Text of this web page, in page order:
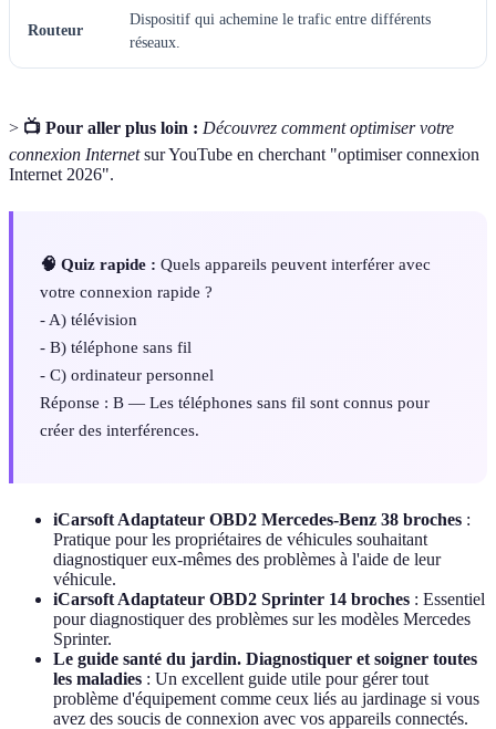
Routeur
Dispositif qui achemine le trafic entre différents
réseaux.
> 📺 Pour aller plus loin : Découvrez comment optimiser votre
connexion Internetsur YouTube en cherchant "optimiser connexion
Internet 2026".
🧠 Quiz rapide : Quels appareils peuvent interférer avec
votre connexion rapide ?
- A) télévision
- B) téléphone sans fil
- C) ordinateur personnel
Réponse : B — Les téléphones sans fil sont connus pour
créer des interférences.
iCarsoft Adaptateur OBD2 Mercedes-Benz 38 broches :
Pratique pour les propriétaires de véhicules souhaitant
diagnostiquer eux-mêmes des problèmes à l'aide de leur
véhicule.
iCarsoft Adaptateur OBD2 Sprinter 14 broches : Essentiel
pour diagnostiquer des problèmes sur les modèles Mercedes
Sprinter.
Le guide santé du jardin. Diagnostiquer et soigner toutes
les maladies : Un excellent guide utile pour gérer tout
problème d'équipement comme ceux liés au jardinage si vous
avez des soucis de connexion avec vos appareils connectés.